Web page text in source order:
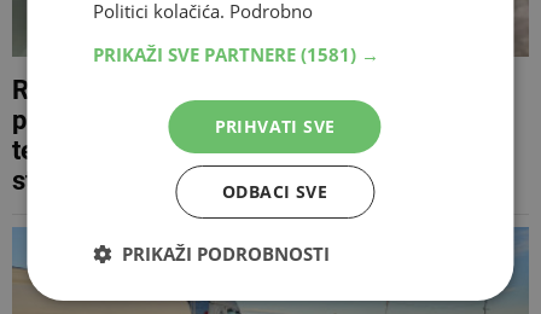
Rusko ministarstvo o tragediji bh.
planinara: 'Jest ljeto, ali razlika u
temperaturi može biti veća od 30
stupnjeva...'
Politici kolačića. Podrobno
PRIKAŽI SVE PARTNERE (1581) →
PRIHVATI SVE
ODBACI SVE
PRIKAŽI PODROBNOSTI